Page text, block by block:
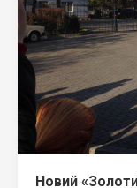
Новий